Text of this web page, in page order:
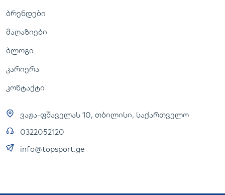
ბრენდები
მაღაზიები
ბლოგი
კარიერა
კონტაქტი
ვაჟა-ფშაველას 10, თბილისი, საქართველო
0322052120
info@topsport.ge